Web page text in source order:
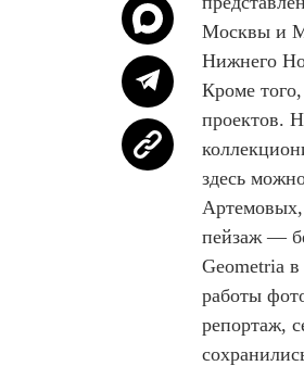
Москвы и
Нижнего
Кроме
проектов.
здесь
Артемовых,
пейзаж —
Geometria
работы
репортаж,